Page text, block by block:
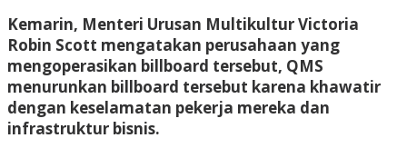
Kemarin, Menteri Urusan Multikultur Victoria
Robin Scott mengatakan perusahaan yang
mengoperasikan billboard tersebut, QMS
menurunkan billboard tersebut karena khawatir
dengan keselamatan pekerja mereka dan
infrastruktur bisnis.